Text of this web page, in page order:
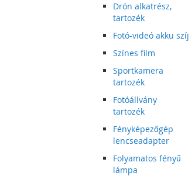
Drón alkatrész,
tartozék
Fotó-videó akku szíj
Színes film
Sportkamera
tartozék
Fotóállvány
tartozék
Fényképezőgép
lencseadapter
Folyamatos fényű
lámpa